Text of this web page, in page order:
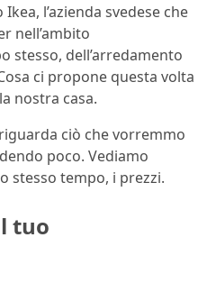
l’azienda svedese che
nell’ambito
stesso, dell’arredamento
ci propone questa volta
nostra casa.
ciò che vorremmo
poco. Vediamo
stesso tempo, i prezzi.
tuo